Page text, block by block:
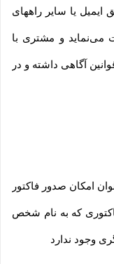
یا سایر راههای
می‌نماید و مشتری با
آگاهی داشته و در
امکان صدور فاکتور
که به نام شخص
وجود ندارد